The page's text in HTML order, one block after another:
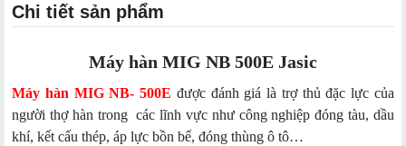
Chi tiết sản phẩm
Máy hàn MIG NB 500E Jasic
Máy hàn MIG NB- 500E được đánh giá là trợ thủ đặc lực của
người thợ hàn trong các lĩnh vực như công nghiệp đóng tàu, dầu
khí, kết cấu thép, áp lực bồn bể, đóng thùng ô tô…